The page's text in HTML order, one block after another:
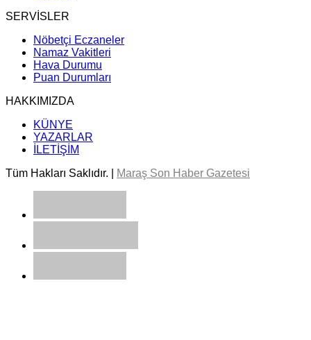
SERVİSLER
Nöbetçi Eczaneler
Namaz Vakitleri
Hava Durumu
Puan Durumları
HAKKIMIZDA
KÜNYE
YAZARLAR
İLETİŞİM
Tüm Hakları Saklıdır. |
Maraş Son Haber Gazetesi